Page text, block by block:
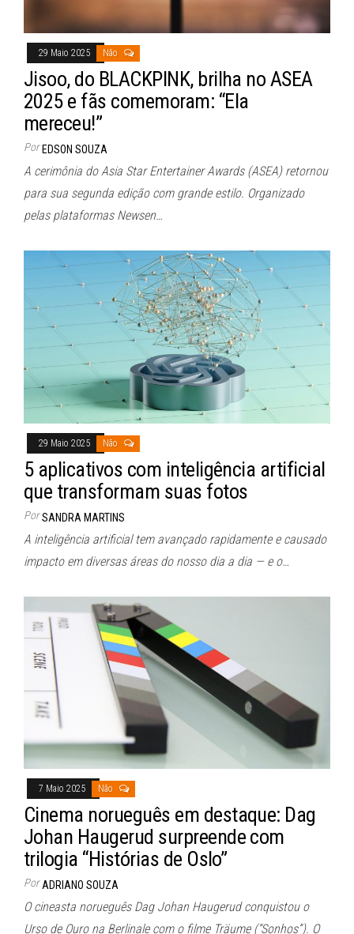
29 Maio 2025 Não
Jisoo, do BLACKPINK, brilha no ASEA
2025 e fãs comemoram: “Ela
mereceu!”
Por EDSON SOUZA
A cerimônia do Asia Star Entertainer Awards (ASEA) retornou
para sua segunda edição com grande estilo. Organizado
pelas plataformas Newsen…
29 Maio 2025 Não
5 aplicativos com inteligência artificial
que transformam suas fotos
Por SANDRA MARTINS
A inteligência artificial tem avançado rapidamente e causado
impacto em diversas áreas do nosso dia a dia — e o…
7 Maio 2025 Não
Cinema norueguês em destaque: Dag
Johan Haugerud surpreende com
trilogia “Histórias de Oslo”
Por ADRIANO SOUZA
O cineasta norueguês Dag Johan Haugerud conquistou o
Urso de Ouro na Berlinale com o filme Träume (“Sonhos”). O